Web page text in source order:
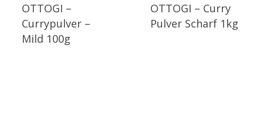
OTTOGI –
Currypulver –
Mild 100g
OTTOGI – Curry
Pulver Scharf 1kg